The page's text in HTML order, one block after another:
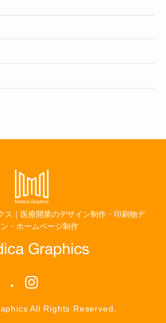
ス｜医療開業のデザイン制作・印刷物デ
・ホームページ制作
All Rights Reserved.